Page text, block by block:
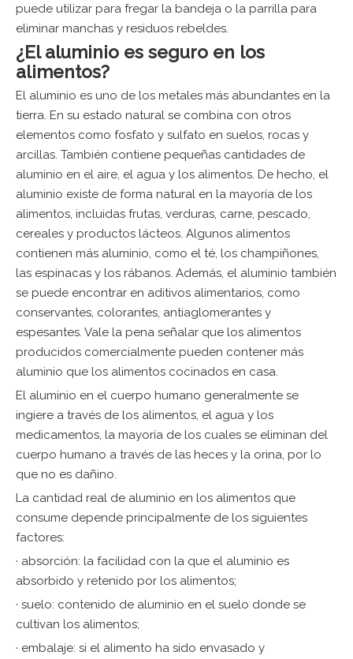
puede utilizar para fregar la bandeja o la parrilla para
eliminar manchas y residuos rebeldes.
¿El aluminio es seguro en los
alimentos?
El aluminio es uno de los metales más abundantes en la
tierra. En su estado natural se combina con otros
elementos como fosfato y sulfato en suelos, rocas y
arcillas. También contiene pequeñas cantidades de
aluminio en el aire, el agua y los alimentos. De hecho, el
aluminio existe de forma natural en la mayoría de los
alimentos, incluidas frutas, verduras, carne, pescado,
cereales y productos lácteos. Algunos alimentos
contienen más aluminio, como el té, los champiñones,
las espinacas y los rábanos. Además, el aluminio también
se puede encontrar en aditivos alimentarios, como
conservantes, colorantes, antiaglomerantes y
espesantes. Vale la pena señalar que los alimentos
producidos comercialmente pueden contener más
aluminio que los alimentos cocinados en casa.
El aluminio en el cuerpo humano generalmente se
ingiere a través de los alimentos, el agua y los
medicamentos, la mayoría de los cuales se eliminan del
cuerpo humano a través de las heces y la orina, por lo
que no es dañino.
La cantidad real de aluminio en los alimentos que
consume depende principalmente de los siguientes
factores:
· absorción: la facilidad con la que el aluminio es
absorbido y retenido por los alimentos;
· suelo: contenido de aluminio en el suelo donde se
cultivan los alimentos;
· embalaje: si el alimento ha sido envasado y